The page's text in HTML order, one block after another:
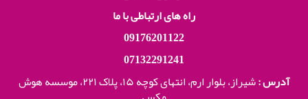
راه های ارتباطی با ما
09176201122
07132291241
آدرس :شیراز، بلوار ارم، انتهای کوچه ۱۵، پلاک ۲۲۱، موسسه هوش